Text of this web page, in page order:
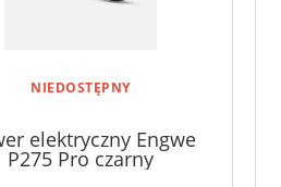
NIEDOSTĘPNY
elektryczny Engwe
P275 Pro czarny